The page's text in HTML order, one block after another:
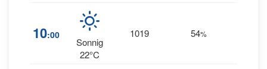
10:00
Sonnig
22°C
1019 54%